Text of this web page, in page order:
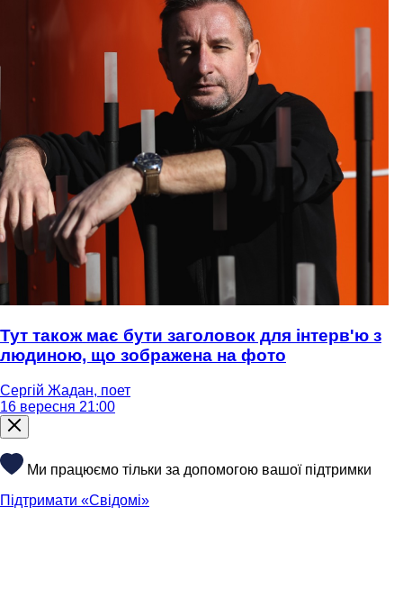
Тут також має бути заголовок для інтерв'ю з
людиною, що зображена на фото
Сергій Жадан, поет
16 вересня 21:00
Ми працюємо тільки за допомогою вашої підтримки
Підтримати «Свідомі»